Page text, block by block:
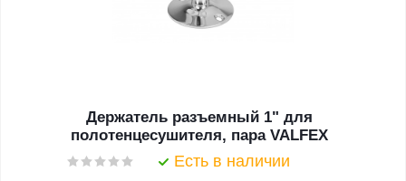
Держатель разъемный 1" для
полотенцесушителя, пара VALFEX
Есть в наличии